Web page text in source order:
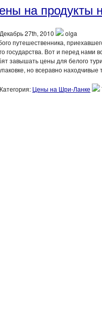
на продукты
Декабрь 27th, 2010
olga
путешественника,
государства. Вот и перед
завышать цены для белого
но всеравно
Категория: Цены на Шри-Ланке